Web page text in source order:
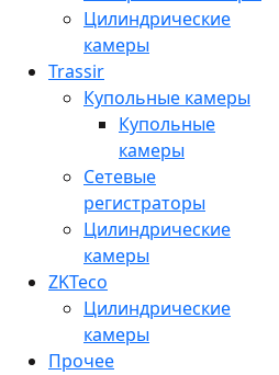
Цилиндрические
камеры
Trassir
Купольные камеры
Купольные
камеры
Сетевые
регистраторы
Цилиндрические
камеры
ZKTeco
Цилиндрические
камеры
Прочее